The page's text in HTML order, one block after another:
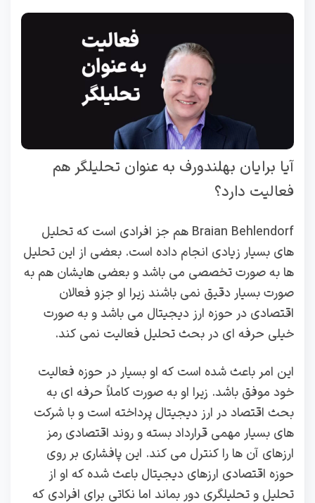
آیا برایان بهلندورف به عنوان تحلیلگر هم
فعالیت دارد؟
Braian Behlendorf هم جز افرادی است که تحلیل‌
های بسیار زیادی انجام داده‌ است. بعضی از این تحلیل
‌ها به‌ صورت تخصصی می ‌باشد و بعضی هایشان هم به‌
صورت بسیار دقیق نمی ‌باشند زیرا او جزو فعالان
اقتصادی در حوزه ارز دیجیتال می‌ باشد و به‌ صورت
خیلی حرفه ‌ای در بحث تحلیل فعالیت نمی ‌کند.
این امر باعث شده‌ است که او بسیار در حوزه فعالیت
خود موفق باشد. زیرا او به ‌صورت کاملاً حرفه ‌ای به
بحث اقتصاد در ارز دیجیتال پرداخته‌ است و با شرکت‌
های بسیار مهمی قرارداد بسته و روند اقتصادی رمز
ارزهای آن ها را کنترل می‌ کند. این پافشاری بر روی
حوزه اقتصادی ارزهای دیجیتال باعث شده که او از
تحلیل و تحلیلگری دور بماند اما نکاتی برای افرادی که